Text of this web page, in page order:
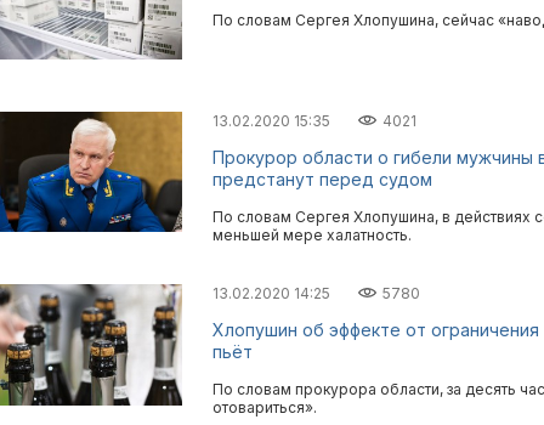
По словам Сергея Хлопушина, сейчас
13.02.2020 15:35 4021
Прокурор области о гибели
предстанут перед судом
По словам Сергея Хлопушина, в действиях
меньшей мере халатность.
13.02.2020 14:25 5780
Хлопушин об эффекте от
пьёт
По словам прокурора области, за десять
отовариться».